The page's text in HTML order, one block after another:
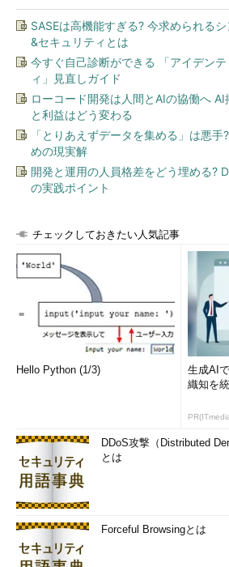
SASEは高機能すぎる? 今求められる
&セキュリティとは
今すぐ自己診断ができる 「アイデン
ィ」見直しガイド
ローコード開発は人間とAIの協働へ
と利益はどう変わる
「とりあえずデータを集める」は悪
めの現実解
開発と運用の人員格差をどう埋める?
の実践ポイント
チェックしておきたい人気記事
Hello Python (1/3)
生成AI
織知を
DDoS攻撃（Distributed
とは
Forceful Browsingとは